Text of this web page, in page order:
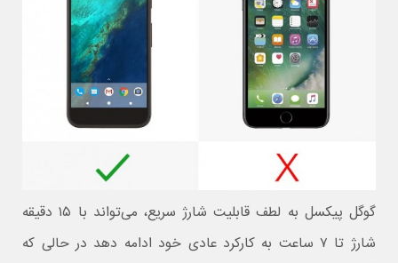
گوگل پیکسل به لطف قابلیت شارژ سریع، می‌تواند با ۱۵ دقیقه
شارژ تا ۷ ساعت به کارکرد عادی خود ادامه دهد در حالی که